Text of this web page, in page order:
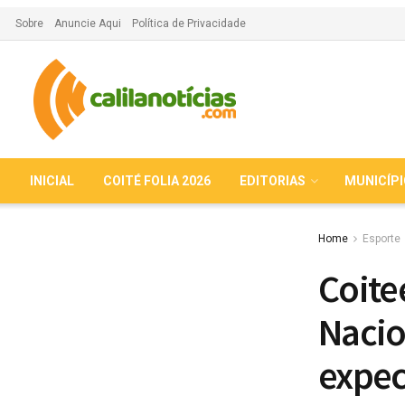
Sobre Anuncie Aqui Política de Privacidade
INICIAL COITÉ FOLIA 2026 EDITORIAS
Home Esporte